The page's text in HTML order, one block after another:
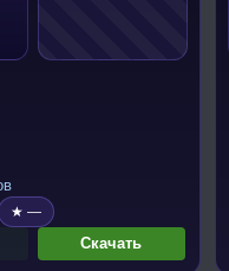
★ —
Скачать